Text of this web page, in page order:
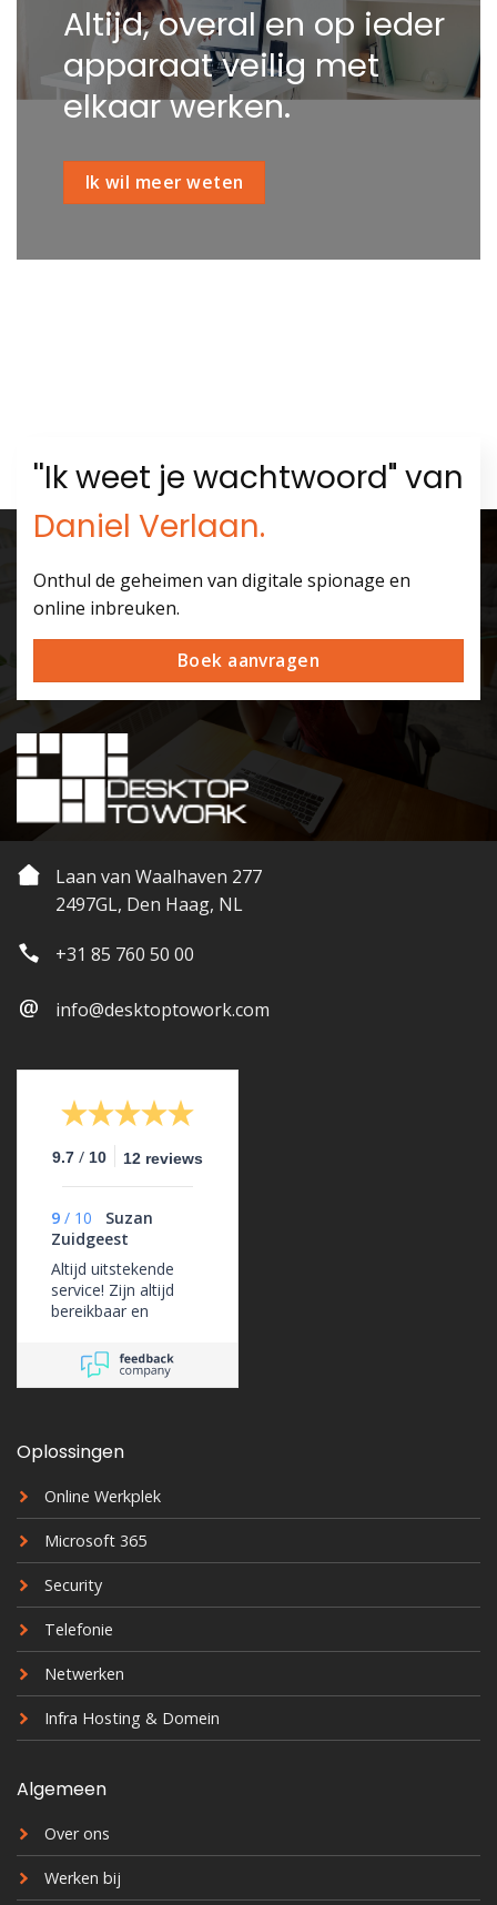
Altijd, overal en op ieder
apparaat veilig met
elkaar werken.
Ik wil meer weten
''Ik weet je wachtwoord" van
Daniel Verlaan.
Onthul de geheimen van digitale spionage en
online inbreuken.
Boek aanvragen
Laan van Waalhaven 277
2497GL, Den Haag, NL
+31 85 760 50 00
info@desktoptowork.com
9.7 / 10 12 reviews
9 / 10
Suzan
Zuidgeest
Altijd uitstekende
service! Zijn altijd
bereikbaar en
erg goed.
Oplossingen
Online Werkplek
Microsoft 365
Security
Telefonie
Netwerken
Infra Hosting & Domein
Algemeen
Over ons
Werken bij